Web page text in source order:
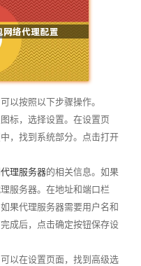
以按照以下步骤操作。
标，选择设置。在设置页
，找到系统部分。点击打开
代理服务器的相关信息。如果
服务器。在地址和端口栏
果代理服务器需要用户名和
成后，点击确定按钮保存设
以在设置页面，找到高级选